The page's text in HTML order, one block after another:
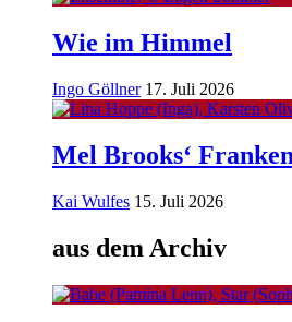
Wie im Himmel
Ingo Göllner 17. Juli 2026
Mel Brooks‘
Kai Wulfes 15. Juli 2026
aus dem Archiv